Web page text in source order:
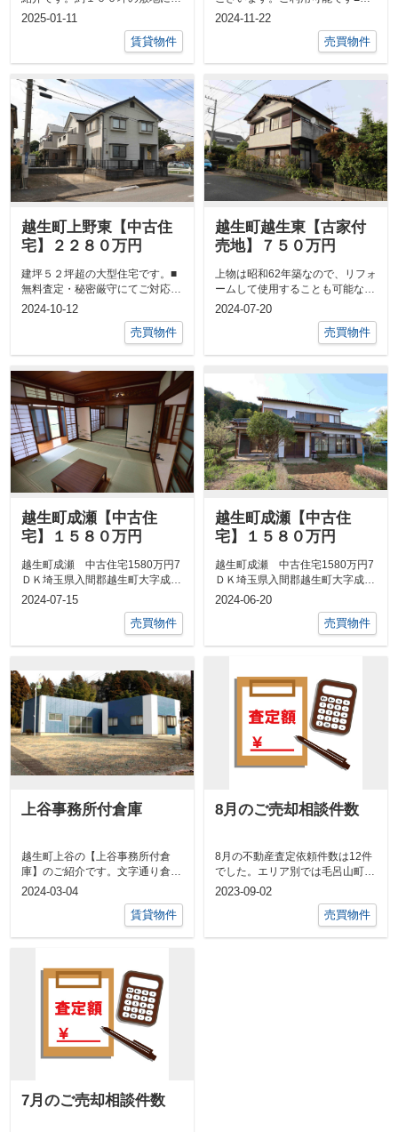
２２坪の倉庫と約１１坪の事務所
2025-01-11
賃貸物件
料査定・秘密厳守にてご対応致し
2024-11-22
売買物件
越生町上野東【中古住
宅】２２８０万円
建坪５２坪超の大型住宅です。■
無料査定・秘密厳守にてご対応致
します■毛呂山町・越生町・坂戸
2024-10-12
売買物件
越生町越生東【古家付
売地】７５０万円
上物は昭和62年築なので、リフォ
ームして使用することも可能なの
ですが、リフォームして建物をお
2024-07-20
売買物件
越生町成瀬【中古住
宅】１５８０万円
越生町成瀬 中古住宅1580万円7
ＤＫ埼玉県入間郡越生町大字成瀬
八高線「越生」駅 徒歩27...
2024-07-15
売買物件
越生町成瀬【中古住
宅】１５８０万円
越生町成瀬 中古住宅1580万円7
ＤＫ埼玉県入間郡越生町大字成瀬
八高線「越生」駅 徒歩27...
2024-06-20
売買物件
上谷事務所付倉庫
越生町上谷の【上谷事務所付倉
庫】のご紹介です。文字通り倉庫
と事務所、セットで募集させてい
2024-03-04
賃貸物件
8月のご売却相談件数
8月の不動産査定依頼件数は12件
でした。エリア別では毛呂山町７
件、越生町３件、川越市と富士見
2023-09-02
売買物件
7月のご売却相談件数